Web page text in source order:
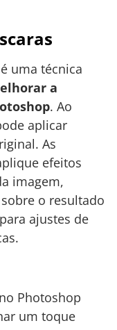
uma técnica
a
. Ao
aplicar
As
efeitos
imagem,
o resultado
ajustes de
Photoshop
um toque